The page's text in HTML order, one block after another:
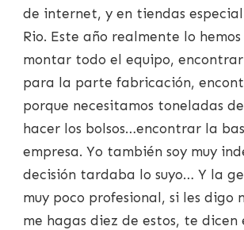
de internet, y en tiendas
Rio. Este año realmente lo
montar todo el equipo,
para la parte fabricación,
porque necesitamos toneladas
hacer los bolsos…encontrar la
empresa. Yo también soy muy
decisión tardaba lo suyo… Y la
muy poco profesional, si les digo
me hagas diez de estos, te dicen